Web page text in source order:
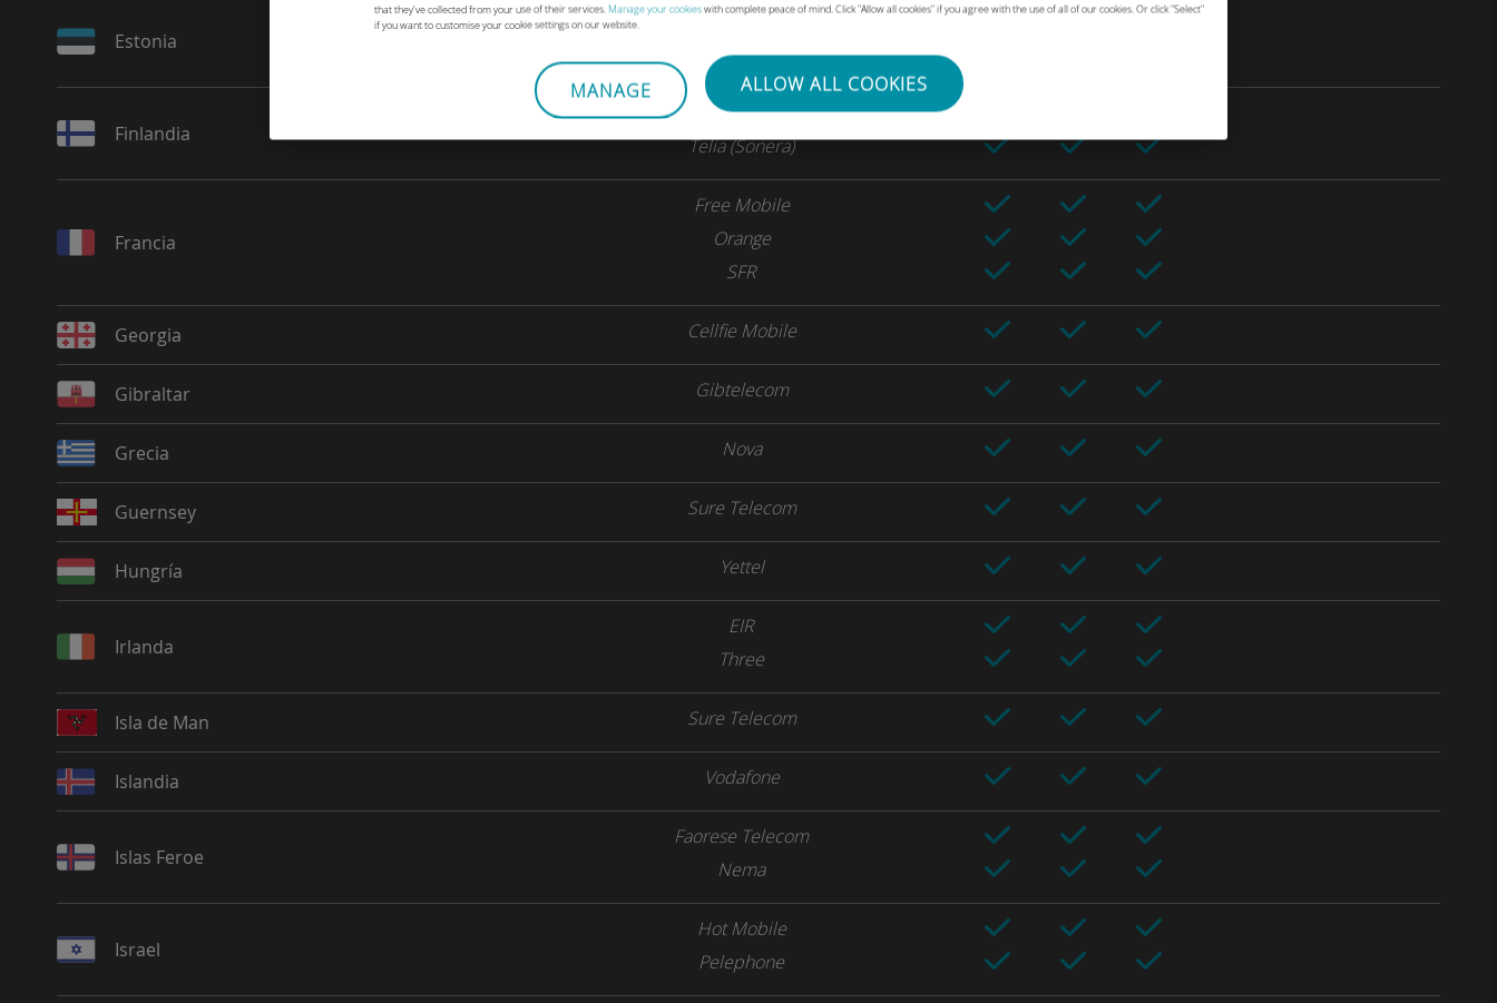
that they've collected from your use of their services.Manage your cookieswith complete peace of mind. Click "Allow all cookies" if you agree with the use of all of our cookies. Or click "Select"
if you want to customise your cookie settings on our website.
MANAGE ALLOW ALL COOKIES
Estonia
Tele 2 Estonie
Telia
Finlandia
DNA
Telia (Sonera)
Francia
Free Mobile
Orange
SFR
Georgia Cellfie Mobile
Gibraltar Gibtelecom
Grecia Nova
Guernsey Sure Telecom
Hungría Yettel
Irlanda
EIR
Three
Isla de Man Sure Telecom
Islandia Vodafone
Islas Feroe
Faorese Telecom
Nema
Israel
Hot Mobile
Pelephone